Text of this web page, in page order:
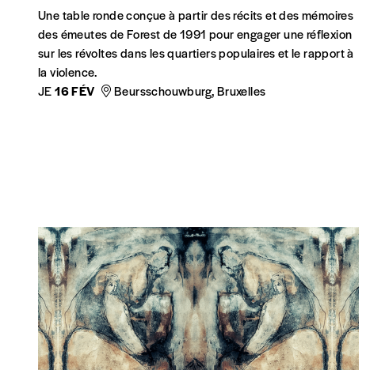
Une table ronde conçue à partir des récits et des mémoires
des émeutes de Forest de 1991 pour engager une réflexion
sur les révoltes dans les quartiers populaires et le rapport à
la violence.
JE16 FÉV Beursschouwburg, Bruxelles